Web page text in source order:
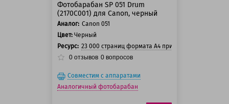
Фотобарабан SP 051 Drum
(2170C001) для Canon, черный
Аналог: Canon 051
Цвет: Черный
Ресурс: 23 000 страниц формата А4 при 5% заполнении
0 отзывов 0 вопросов
Совместим с аппаратами
Аналогичный фотобарабан